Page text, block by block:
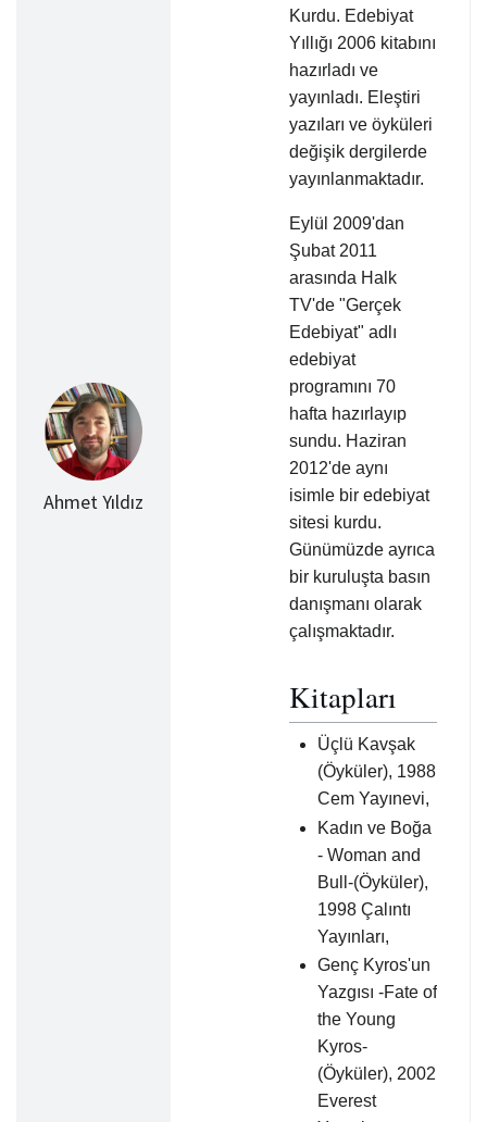
Ahmet Yıldız
Kurdu. Edebiyat
Yıllığı 2006 kitabını
hazırladı ve
yayınladı. Eleştiri
yazıları ve öyküleri
değişik dergilerde
yayınlanmaktadır.
Eylül 2009'dan
Şubat 2011
arasında Halk
TV'de "Gerçek
Edebiyat" adlı
edebiyat
programını 70
hafta hazırlayıp
sundu. Haziran
2012'de aynı
isimle bir edebiyat
sitesi kurdu.
Günümüzde ayrıca
bir kuruluşta basın
danışmanı olarak
çalışmaktadır.
Kitapları
Üçlü Kavşak
(Öyküler), 1988
Cem Yayınevi,
Kadın ve Boğa
- Woman and
Bull-(Öyküler),
1998 Çalıntı
Yayınları,
Genç Kyros'un
Yazgısı -Fate of
the Young
Kyros-
(Öyküler), 2002
Everest